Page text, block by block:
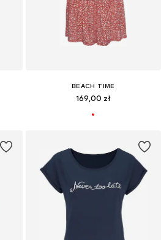
BEACH TIME
169,00 zł